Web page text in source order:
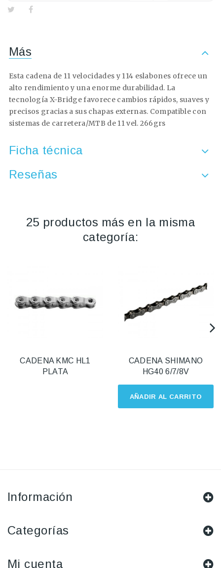
Más
Esta cadena de 11 velocidades y 114 eslabones ofrece un
alto rendimiento y una enorme durabilidad. La
tecnología X-Bridge favorece cambios rápidos, suaves y
precisos gracias a sus chapas externas. Compatible con
sistemas de carretera/MTB de 11 vel. 266grs
Ficha técnica
Reseñas
25 productos más en la misma
categoría:
CADENA KMC HL1
PLATA
AÑADIR AL CARRITO
CADENA SHIMANO
HG40 6/7/8V
Información
Categorías
Mi cuenta